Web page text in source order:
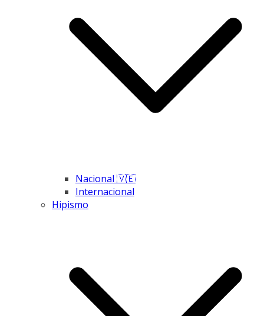
Nacional 🇻🇪
Internacional
Hipismo